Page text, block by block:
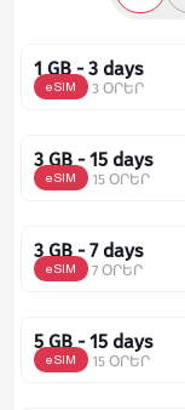
1 GB - 3 days
eSIM 3 ՕՐԵՐ
3 GB - 15 days
eSIM 15 ՕՐԵՐ
3 GB - 7 days
eSIM 7 ՕՐԵՐ
5 GB - 15 days
eSIM 15 ՕՐԵՐ